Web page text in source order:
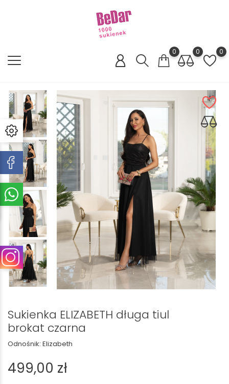
0 0 0
Sukienka ELIZABETH długa tiul
brokat czarna
Odnośnik: Elizabeth
499,00 zł